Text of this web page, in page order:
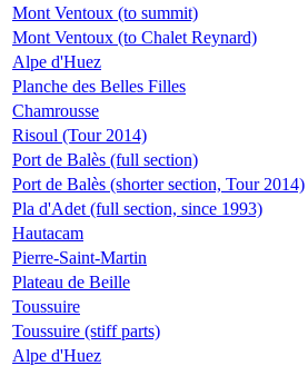
Mont Ventoux (to summit)
Mont Ventoux (to Chalet Reynard)
Alpe d'Huez
Planche des Belles Filles
Chamrousse
Risoul (Tour 2014)
Port de Balès (full section)
Port de Balès (shorter section, Tour 2014)
Pla d'Adet (full section, since 1993)
Hautacam
Pierre-Saint-Martin
Plateau de Beille
Toussuire
Toussuire (stiff parts)
Alpe d'Huez